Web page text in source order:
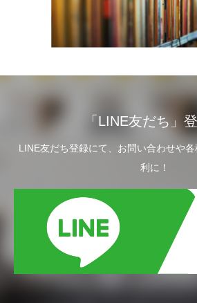
「LINE友だち」
LINE友だち登録にて、お問い合わせや
利に！